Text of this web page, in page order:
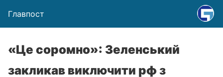
Главпост
«Це соромно»: Зеленський
закликав виключити рф з